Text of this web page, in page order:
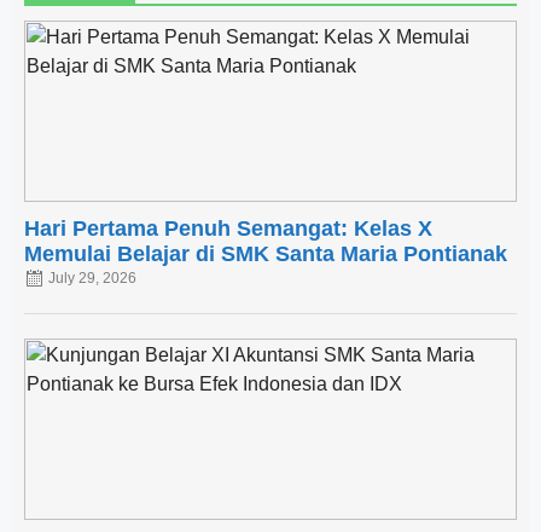
Hari Pertama Penuh Semangat: Kelas X
Memulai Belajar di SMK Santa Maria Pontianak
July 29, 2026